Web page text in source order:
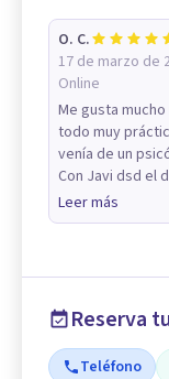
O. C.
17 de marzo de
Online
Me gusta
todo muy
venía de un
Con Javi dsd el
Leer más
Reserva
Teléfono